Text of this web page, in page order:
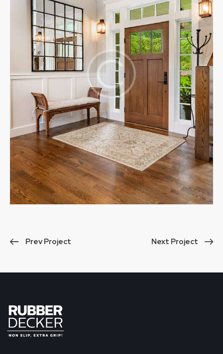
Prev Project Next Project